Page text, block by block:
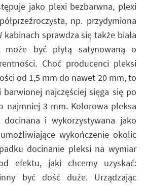
jako plexi bezbarwna, plexi
np. przydymiona
sprawdza się także biała
być płytą satynowaną o
Choć producenci pleksi
od 1,5 mm do nawet 20 mm, to
najczęściej sięga się po
najmniej 3 mm. Kolorowa pleksa
i wykorzystywana jako
wykończenie okolic
docinanie pleksi na wymiar
efektu, jaki chcemy uzyskać:
być dość duże. Urządzając